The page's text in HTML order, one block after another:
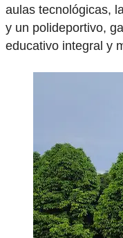
aulas tecnológicas,
y un polideportivo,
educativo integral y